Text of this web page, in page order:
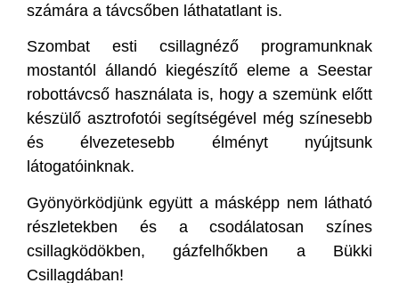
számára a távcsőben láthatatlant is.
Szombat esti csillagnéző programunknak
mostantól állandó kiegészítő eleme a Seestar
robottávcső használata is, hogy a szemünk előtt
készülő asztrofotói segítségével még színesebb
és élvezetesebb élményt nyújtsunk
látogatóinknak.
Gyönyörködjünk együtt a másképp nem látható
részletekben és a csodálatosan színes
csillagködökben, gázfelhőkben a Bükki
Csillagdában!